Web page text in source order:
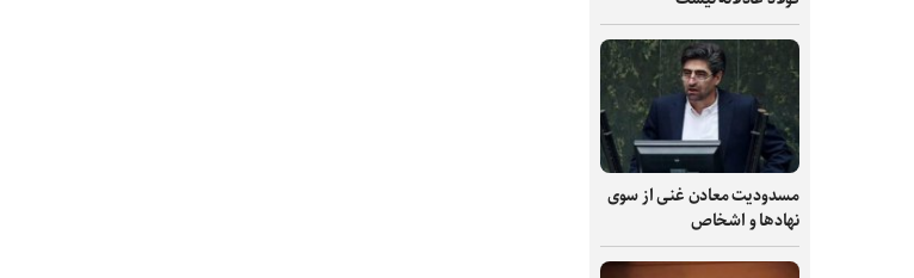
مسدودیت معادن غنی از سوی
نهادها و اشخاص